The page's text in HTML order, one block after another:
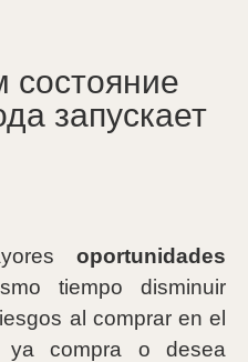
состояние
запускает
oportunidades
tiempo disminuir
al comprar en el
ya compra o desea